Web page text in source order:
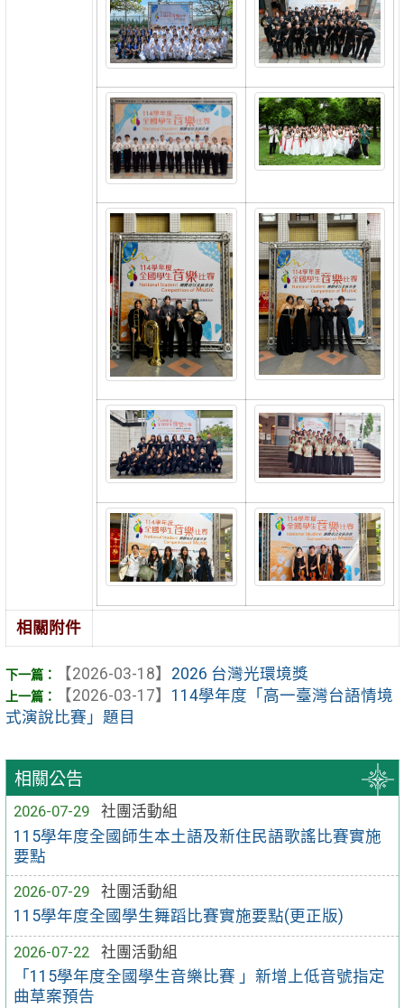
相關公告
2026-07-29
社團活動組
115學年度全國師生本土語及新住民語歌謠比賽實施
要點
2026-07-29
社團活動組
115學年度全國學生舞蹈比賽實施要點(更正版)
2026-07-22
社團活動組
「115學年度全國學生音樂比賽 」新增上低音號指定
曲草案預告
相關附件
【2026-03-18】 2026 台灣光環境獎
【2026-03-17】 114學年度「高一臺灣台語情境
式演說比賽」題目